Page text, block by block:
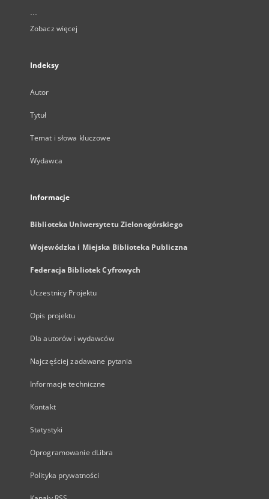
...
Zobacz więcej
Indeksy
Autor
Tytuł
Temat i słowa kluczowe
Wydawca
Informacje
Biblioteka Uniwersytetu Zielonogórskiego
Wojewódzka i Miejska Biblioteka Publiczna
Federacja Bibliotek Cyfrowych
Uczestnicy Projektu
Opis projektu
Dla autorów i wydawców
Najczęściej zadawane pytania
Informacje techniczne
Kontakt
Statystyki
Oprogramowanie dLibra
Polityka prywatności